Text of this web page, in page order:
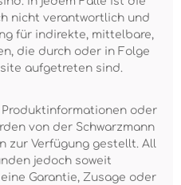
nicht verantwortlich und
für indirekte, mittelbare,
die durch oder in Folge
aufgetreten sind.
oder
von der Schwarzmann
zur Verfügung gestellt. All
jedoch soweit
Garantie, Zusage oder